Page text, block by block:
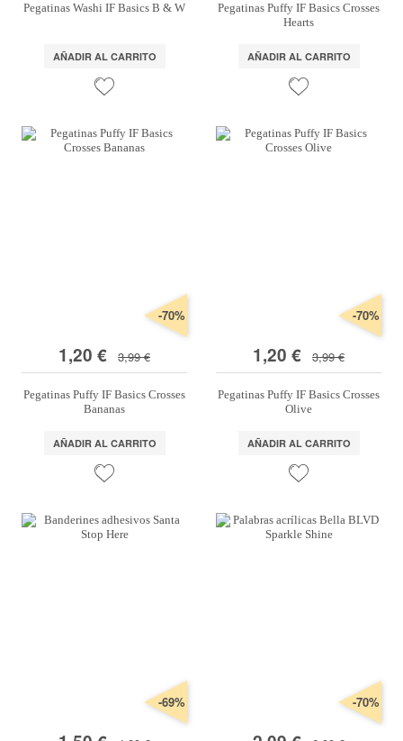
Pegatinas Washi IF Basics B & W
AÑADIR AL CARRITO
Pegatinas Puffy IF Basics Crosses
Hearts
AÑADIR AL CARRITO
1,20 € 3,99 €
-70%
Pegatinas Puffy IF Basics Crosses
Bananas
AÑADIR AL CARRITO
1,20 € 3,99 €
-70%
Pegatinas Puffy IF Basics Crosses
Olive
AÑADIR AL CARRITO
-69% -70%